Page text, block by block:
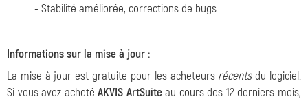
- Stabilité améliorée, corrections de bugs.
Informations sur la mise à jour :
La mise à jour est gratuite pour les acheteurs récentsdu logiciel.
Si vous avez achetéAKVIS ArtSuiteau cours des 12 derniers mois,